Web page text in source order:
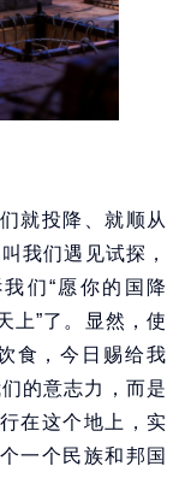
就投降、就顺从
我们遇见试探，
们“愿你的国降
上”了。显然，使
食，今日赐给我
的意志力，而是
在这个地上，实
一个民族和邦国